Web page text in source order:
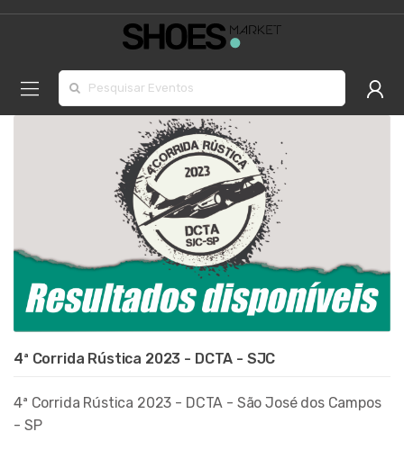
4ª Corrida Rústica 2023 - DCTA - SJC
4ª Corrida Rústica 2023 - DCTA - São José dos Campos
- SP